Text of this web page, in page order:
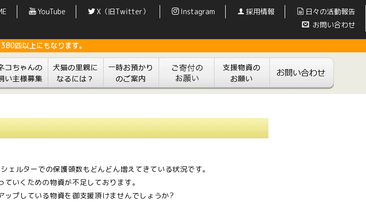
YouTube X（旧Twitter） Instagram 採用情報
日々の活動報告
お問い合わせ
匹以上にもなります。
ルターでの保護頭数もどんどん増えてきている状況です。
いくための物資が不足しております。
プしている物資を御支援頂けませんでしょうか?